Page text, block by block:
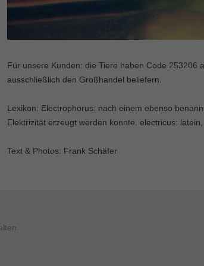
Für unsere Kunden: die Tiere haben Code 253206
ausschließlich den Großhandel beliefern.
Lexikon: Electrophorus: nach einem ebenso
Elektrizität erzeugt werden konnte. electricus: latein,
Text & Photos: Frank Schäfer